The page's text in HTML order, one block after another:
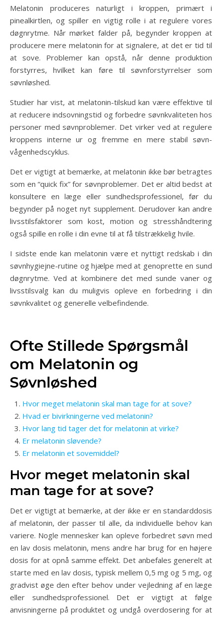
Melatonin produceres naturligt i kroppen, primært i
pinealkirtlen, og spiller en vigtig rolle i at regulere vores
døgnrytme. Når mørket falder på, begynder kroppen at
producere mere melatonin for at signalere, at det er tid til
at sove. Problemer kan opstå, når denne produktion
forstyrres, hvilket kan føre til søvnforstyrrelser som
søvnløshed.
Studier har vist, at melatonin-tilskud kan være effektive til
at reducere indsovningstid og forbedre søvnkvaliteten hos
personer med søvnproblemer. Det virker ved at regulere
kroppens interne ur og fremme en mere stabil søvn-
vågenhedscyklus.
Det er vigtigt at bemærke, at melatonin ikke bør betragtes
som en “quick fix” for søvnproblemer. Det er altid bedst at
konsultere en læge eller sundhedsprofessionel, før du
begynder på noget nyt supplement. Derudover kan andre
livsstilsfaktorer som kost, motion og stresshåndtering
også spille en rolle i din evne til at få tilstrækkelig hvile.
I sidste ende kan melatonin være et nyttigt redskab i din
søvnhygiejne-rutine og hjælpe med at genoprette en sund
døgnrytme. Ved at kombinere det med sunde vaner og
livsstilsvalg kan du muligvis opleve en forbedring i din
søvnkvalitet og generelle velbefindende.
Ofte Stillede Spørgsmål
om Melatonin og
Søvnløshed
Hvor meget melatonin skal man tage for at sove?
Hvad er bivirkningerne ved melatonin?
Hvor lang tid tager det for melatonin at virke?
Er melatonin sløvende?
Er melatonin et sovemiddel?
Hvor meget melatonin skal
man tage for at sove?
Det er vigtigt at bemærke, at der ikke er en standarddosis
af melatonin, der passer til alle, da individuelle behov kan
variere. Nogle mennesker kan opleve forbedret søvn med
en lav dosis melatonin, mens andre har brug for en højere
dosis for at opnå samme effekt. Det anbefales generelt at
starte med en lav dosis, typisk mellem 0,5 mg og 5 mg, og
gradvist øge den efter behov under vejledning af en læge
eller sundhedsprofessionel. Det er vigtigt at følge
anvisningerne på produktet og undgå overdosering for at